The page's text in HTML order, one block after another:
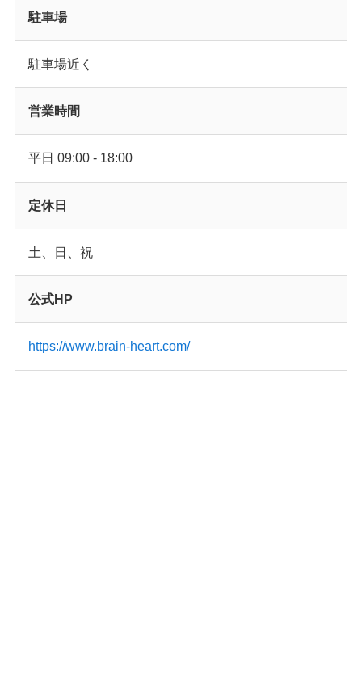
駐車場
駐車場近く
営業時間
平日 09:00 - 18:00
定休日
土、日、祝
公式HP
https://www.brain-heart.com/